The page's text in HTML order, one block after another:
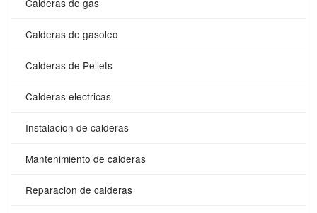
Calderas de gas
Calderas de gasoleo
Calderas de Pellets
Calderas electricas
Instalacion de calderas
Mantenimiento de calderas
Reparacion de calderas